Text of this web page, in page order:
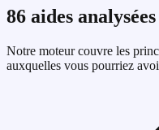
86 aides
Notre moteur couvre les
auxquelles vous pourriez